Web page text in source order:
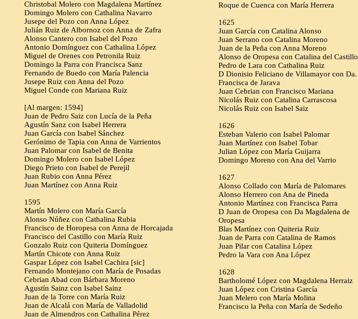
Christobal Molero con Magdalena Martínez
Domingo Molero con Cathalina Navarro
Jusepe del Pozo con Anna López
Julián Ruiz de Albornoz con Anna de Zafra
Alonso Cantero con Isabel del Pozo
Antonio Domínguez con Cathalina López
Miguel de Orenes con Petronila Ruiz
Domingo la Parra con Francisca Sanz
Fernando de Buedo con María Palencia
Jusepe Ruiz con Anna del Pozo
Miguel Conde con Mariana Ruiz
[Al margen: 1594]
Juan de Pedro Saiz con Lucía de la Peña
Agustín Sanz con Isabel Herrera
Juan García con Isabel Sánchez
Gerónimo de Tapia con Anna de Varrientos
Juan Palomar con Isabel de Benita
Domingo Molero con Isabel López
Diego Prieto con Isabel de Perejil
Juan Rubio con Anna Pérez
Juan Martínez con Anna Ruiz
1595
Martín Molero con María García
Alonso Núñez con Cathalina Rubia
Francisco de Horopesa con Anna de Horcajada
Francisco del Castillo con María Ruiz
Gonzalo Ruiz con Quiteria Domínguez
Martín Chicote con Anna Ruiz
Gaspar López con Isabel Cachira [sic]
Fernando Montejano con María de Posadas
Cebrian Abad con Bárbara Moreno
Agustín Sainz con Isabel Sainz
Juan de la Torre con María Ruiz
Juan de Alcalá con María de Valladolid
Juan de Almendros con Cathalina Pérez
Roque de Cuenca con María Herrera
1625
Juan García con Catalina Alonso
Juan Serrano con Catalina Moreno
Juan de la Peña con Anna Moreno
Alonso de Oropesa con Catalina del Castillo
Pedro de Lara con Cathalina Ruiz
D Dionisio Feliciano de Villamayor con Da.
Francisca de Jarava
Juan Cebrian con Francisco Mariana
Nicolás Ruiz con Catalina Carrascosa
Nicolás Ruiz con Isabel Saiz
1626
Esteban Valerio con Isabel Palomar
Juan Martínez con Isabel Tobar
Julian López con María Guijarra
Domingo Moreno con Ana del Varrio
1627
Alonso Collado con María de Palomares
Alonso Herrero con Ana de Pineda
Antonio Martínez con Francisca Parra
D Juan de Oropesa con Da Magdalena de
Oropesa
Blas Martínez con Quiteria Ruiz
Juan de Parra con Catalina de Ramos
Juan Pilar con Catalina López
Pedro la Vara con Ana López
1628
Bartholomé López con Magdalena Herraiz
Juan López con Cristina García
Juan Melero con María Molina
Francisco la Peña con María de Sedeño